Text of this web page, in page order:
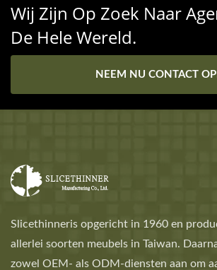
Wij Zijn Op Zoek Naar
De Hele Wereld.
NEEM NU CONTACT
Slicethinneris opgericht in 1960 en
allerlei soorten meubels in Taiwan.
zowel OEM- als ODM-diensten aan om